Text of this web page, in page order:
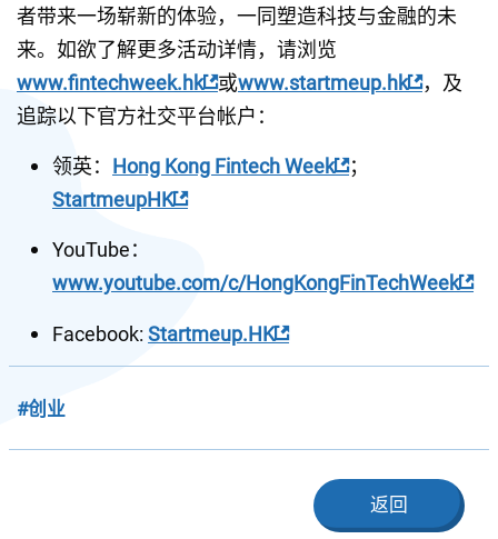
者带来一场崭新的体验，一同塑造科技与金融的未
来。如欲了解更多活动详情，请浏览
www.fintechweek.hk 或www.startmeup.hk ，及
追踪以下官方社交平台帐户：
领英： Hong Kong Fintech Week ；
StartmeupHK
YouTube：
www.youtube.com/c/HongKongFinTechWeek
Facebook: Startmeup.HK
#创业
返回